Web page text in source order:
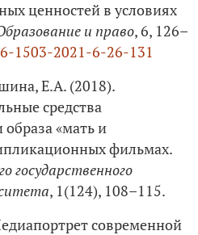
ценностей в условиях
и право, 6, 126–
1503-2021-6-26-131
Е.А. (2018).
средства
«мать и
фильмах.
государственного
, 1(124), 108–115.
современной